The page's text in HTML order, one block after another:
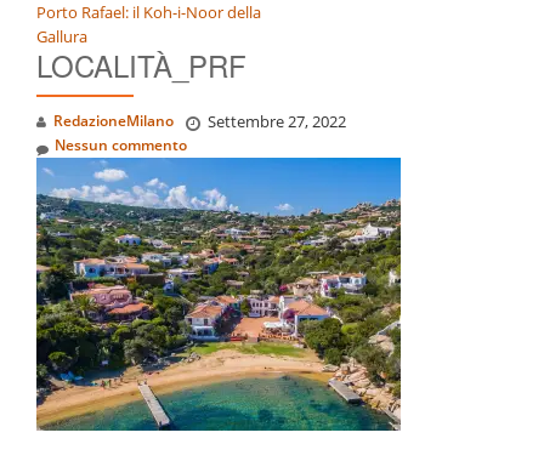
Porto Rafael: il Koh-i-Noor della
Gallura
LOCALITÀ_PRF
RedazioneMilano Settembre 27, 2022
Nessun commento